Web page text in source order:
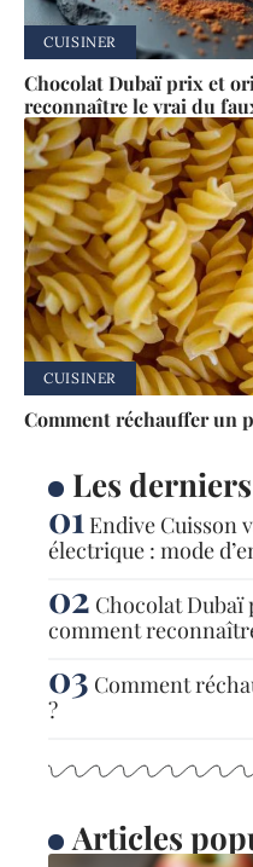
CUISINER
Chocolat Dubaï prix et
reconnaître le vrai du
CUISINER
Comment réchauffer un
Les
Endive Cuisson
électrique : mode
Chocolat
comment
Comment
?
Articles